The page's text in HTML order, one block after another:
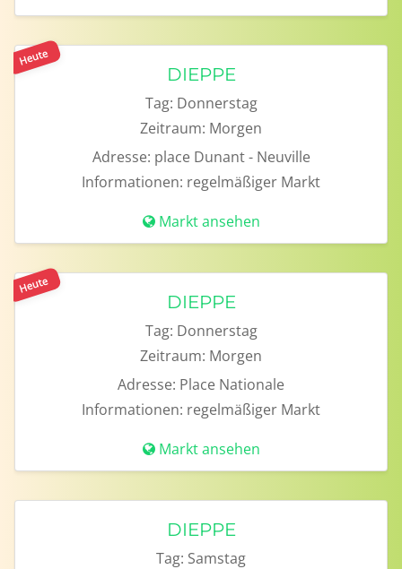
Heute
DIEPPE
Tag: Donnerstag
Zeitraum: Morgen
Adresse: place Dunant - Neuville
Informationen: regelmäßiger Markt
Markt ansehen
Heute
DIEPPE
Tag: Donnerstag
Zeitraum: Morgen
Adresse: Place Nationale
Informationen: regelmäßiger Markt
Markt ansehen
DIEPPE
Tag: Samstag